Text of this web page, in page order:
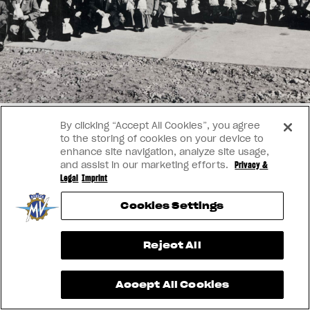
TITANIO COMING SOON
ABOUT
RUSH
SUPERVELOCE ARSHAM
Follow Us
INSTAGRAM
FACEBOOK
YOUTUBE
VESTUÁRIO
Nós corremos. Nós usamos
By clicking “Accept All Cookies”, you agree
to the storing of cookies on your device to
enhance site navigation, analyze site usage,
and assist in our marketing efforts.
Privacy &
Legal Imprint
Cookies Settings
Reject All
Accept All Cookies